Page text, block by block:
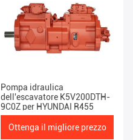
Pompa idraulica
dell'escavatore K5V200DTH-
9C0Z per HYUNDAI R455
Ottenga il migliore prezzo